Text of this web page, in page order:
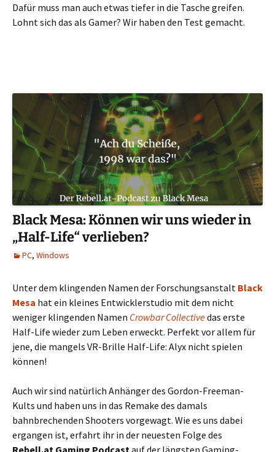
Dafür muss man auch etwas tiefer in die Tasche greifen.
Lohnt sich das als Gamer? Wir haben den Test gemacht.
Black Mesa: Können wir uns wieder in
„Half-Life“ verlieben?
PC, Windows
Unter dem klingenden Namen der Forschungsanstalt Black
Mesa hat ein kleines Entwicklerstudio mit dem nicht
weniger klingenden Namen Crowbar Collectivedas erste
Half-Life wieder zum Leben erweckt. Perfekt vor allem für
jene, die mangels VR-Brille Half-Life: Alyx nicht spielen
können!
Auch wir sind natürlich Anhänger des Gordon-Freeman-
Kults und haben uns in das Remake des damals
bahnbrechenden Shooters vorgewagt. Wie es uns dabei
ergangen ist, erfahrt ihr in der neuesten Folge des
Rebell.at Gaming Podcast auf der längsten Gaming-